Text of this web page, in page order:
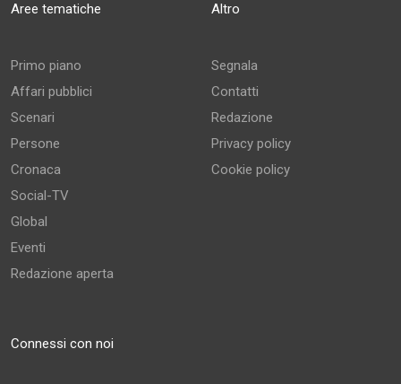
Aree tematiche
Primo piano
Affari pubblici
Scenari
Persone
Cronaca
Social-TV
Global
Eventi
Redazione aperta
Altro
Segnala
Contatti
Redazione
Privacy policy
Cookie policy
Connessi con noi